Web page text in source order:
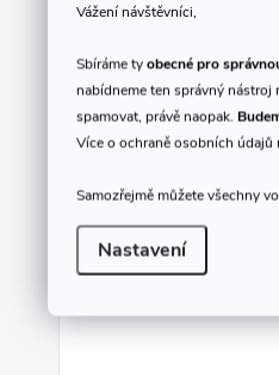
Vážení návštěvníci,
Sbíráme tyobecné pro
nabídneme ten správný nástroj
spamovat, právě naopak.
Více o ochraně osobních údajů
Samozřejmě můžete všechny
Nastavení
DO KOŠÍKU
D712123
Handle
Skladem
prodejna1 ks